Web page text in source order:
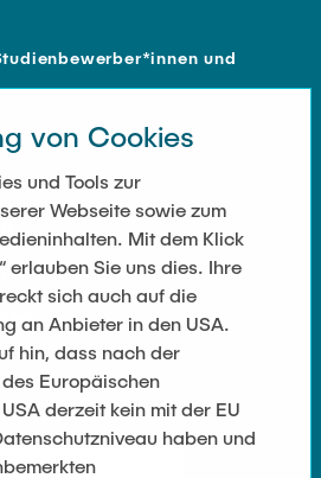
und
von Cookies
und Tools zur
Webseite sowie zum
Mit dem Klick
erlauben Sie uns dies. Ihre
sich auch auf die
an Anbieter in den USA.
hin, dass nach der
Europäischen
derzeit kein mit der EU
haben und